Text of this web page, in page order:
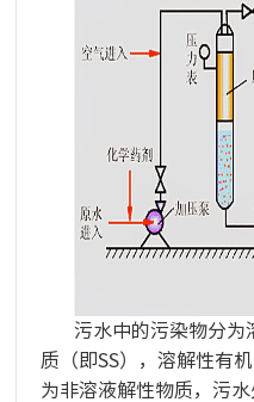
污水中的污染物分为
质（即SS），溶解性有
为非溶液解性物质，污